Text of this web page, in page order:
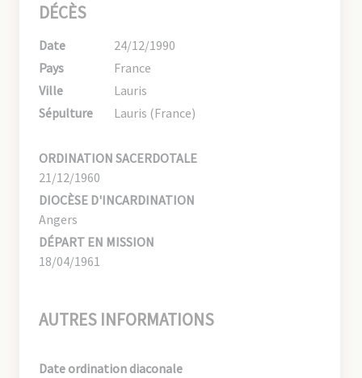
DÉCÈS
Date
24/12/1990
Pays
France
Ville
Lauris
Sépulture
Lauris (France)
ORDINATION SACERDOTALE
21/12/1960
DIOCÈSE D'INCARDINATION
Angers
DÉPART EN MISSION
18/04/1961
AUTRES INFORMATIONS
Date ordination diaconale